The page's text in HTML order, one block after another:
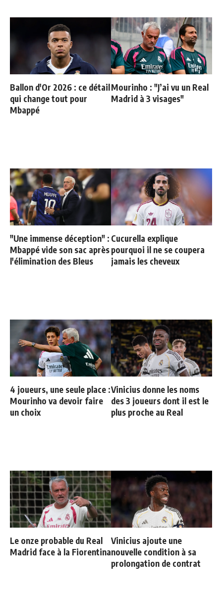
Ballon d'Or 2026 : ce détail
qui change tout pour
Mbappé
Mourinho : "J’ai vu un Real
Madrid à 3 visages"
"Une immense déception" :
Mbappé vide son sac après
l'élimination des Bleus
Cucurella explique
pourquoi il ne se coupera
jamais les cheveux
4 joueurs, une seule place :
Mourinho va devoir faire
un choix
Vinicius donne les noms
des 3 joueurs dont il est le
plus proche au Real
Le onze probable du Real
Madrid face à la Fiorentina
Vinicius ajoute une
nouvelle condition à sa
prolongation de contrat